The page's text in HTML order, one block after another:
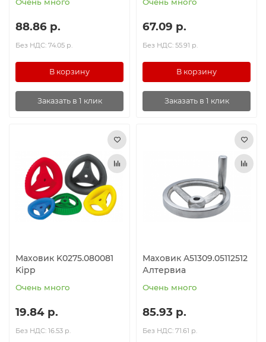
88.86 р.
Без НДС: 74.05 р.
В корзину
Заказать в 1 клик
67.09 р.
Без НДС: 55.91 р.
В корзину
Заказать в 1 клик
Маховик K0275.080081
Kipp
Очень много
19.84 р.
Без НДС: 16.53 р.
Маховик A51309.05112512
Алтервиа
Очень много
85.93 р.
Без НДС: 71.61 р.